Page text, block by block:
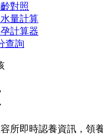
對照
量計算
計算器
查詢
所即時認養資訊，領